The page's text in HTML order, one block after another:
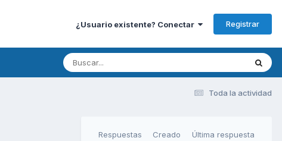
¿Usuario existente? Conectar Registrar
Toda la actividad
Respuestas Creado Última respuesta